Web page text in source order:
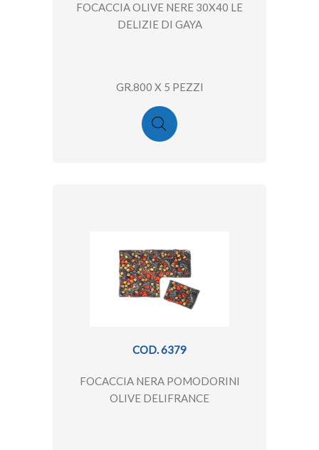
FOCACCIA OLIVE NERE 30X40 LE
DELIZIE DI GAYA
GR.800 X 5 PEZZI
COD. 6379
FOCACCIA NERA POMODORINI
OLIVE DELIFRANCE